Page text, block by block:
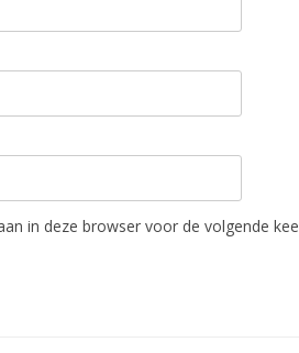
in deze browser voor de volgende